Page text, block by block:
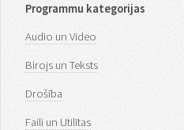
Programmu kategorijas
Audio un Video
Birojs un Teksts
Drošība
Faili un Utilītas